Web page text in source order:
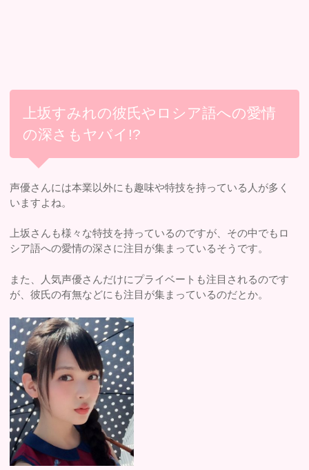
上坂すみれの彼氏やロシア語への愛情
の深さもヤバイ!?
声優さんには本業以外にも趣味や特技を持っている人が多く
いますよね。
上坂さんも様々な特技を持っているのですが、その中でもロ
シア語への愛情の深さに注目が集まっているそうです。
また、人気声優さんだけにプライベートも注目されるのです
が、彼氏の有無などにも注目が集まっているのだとか。